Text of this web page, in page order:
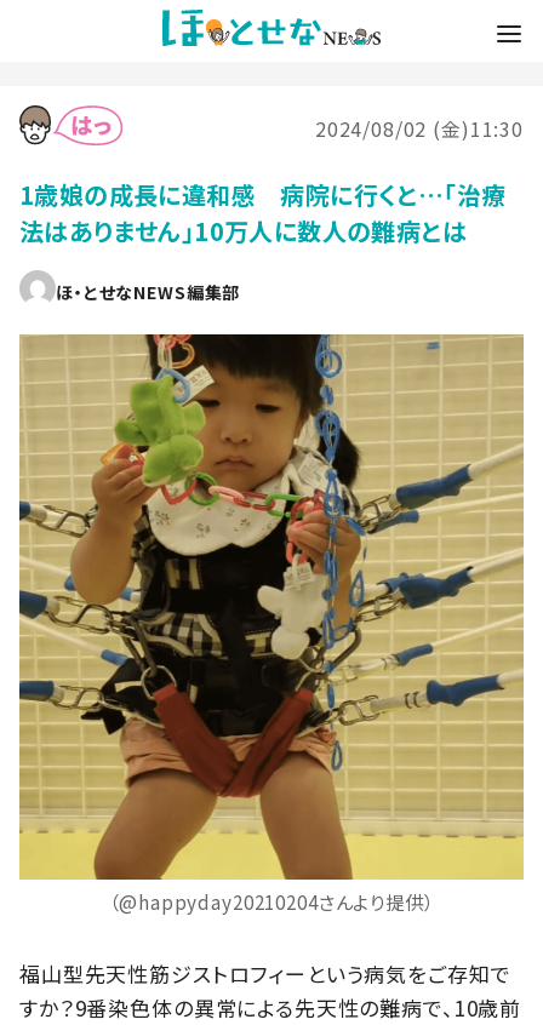
2024/08/02 (金)11:30
1歳娘の成長に違和感 病院に行くと…「治療
法はありません」10万人に数人の難病とは
ほ・とせなNEWS編集部
（@happyday20210204さんより提供）
福山型先天性筋ジストロフィーという病気をご存知で
すか？9番染色体の異常による先天性の難病で、10歳前